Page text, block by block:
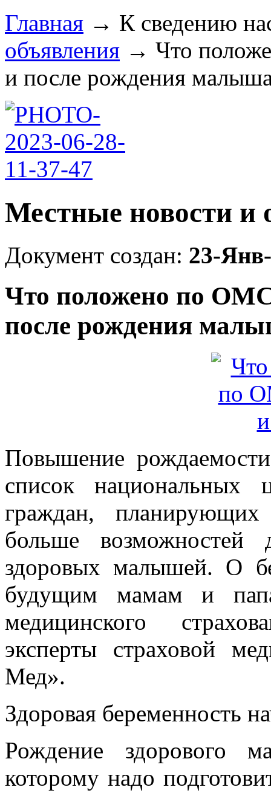
Главная → К сведению
объявления → Что
и после рождения
Местные новости и
Документ создан: 23-
Что положено по
после рождения
Повышение
список национальных
граждан, планирующих
больше возможностей
здоровых малышей. О
будущим мамам и
медицинского
эксперты страховой
Мед».
Здоровая беременность
Рождение здорового
которому надо